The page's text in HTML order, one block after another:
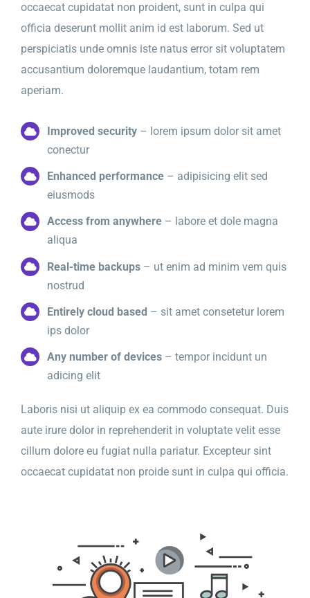
occaecat cupidatat non proident, sunt in culpa qui
officia deserunt mollit anim id est laborum. Sed ut
perspiciatis unde omnis iste natus error sit voluptatem
accusantium doloremque laudantium, totam rem
aperiam.
Improved security – lorem ipsum dolor sit amet
conectur
Enhanced performance – adipisicing elit sed
eiusmods
Access from anywhere – labore et dole magna
aliqua
Real-time backups – ut enim ad minim vem quis
nostrud
Entirely cloud based – sit amet consetetur lorem
ips dolor
Any number of devices – tempor incidunt un
adicing elit
Laboris nisi ut aliquip ex ea commodo consequat. Duis
aute irure dolor in reprehenderit in voluptate velit esse
cillum dolore eu fugiat nulla pariatur. Excepteur sint
occaecat cupidatat non proide sunt in culpa qui officia.